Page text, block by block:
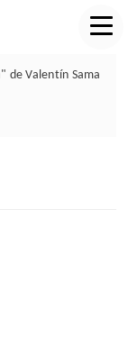
de Valentín Sama